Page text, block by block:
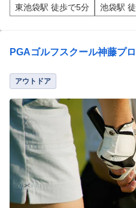
東池袋駅 徒歩で5分
池袋駅
PGAゴルフスクール神藤プ
アウトドア